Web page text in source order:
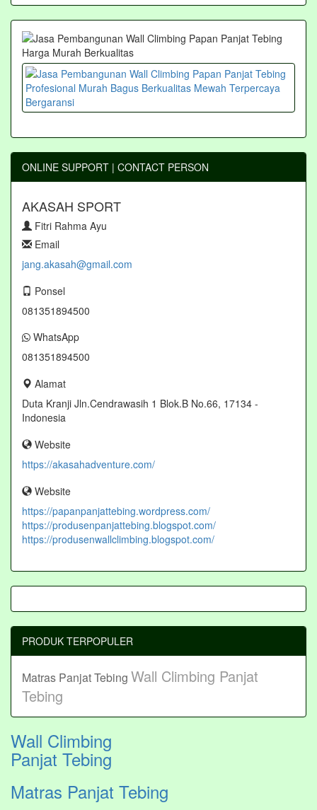
ONLINE SUPPORT | CONTACT PERSON
AKASAH SPORT
Fitri Rahma Ayu
Email
jang.akasah@gmail.com
Ponsel
081351894500
WhatsApp
081351894500
Alamat
Duta Kranji Jln.Cendrawasih 1 Blok.B No.66, 17134 -
Indonesia
Website
https://akasahadventure.com/
Website
https://papanpanjattebing.wordpress.com/
https://produsenpanjattebing.blogspot.com/
https://produsenwallclimbing.blogspot.com/
PRODUK TERPOPULER
Matras Panjat Tebing Wall Climbing Panjat
Tebing
Wall Climbing
Panjat Tebing
Matras Panjat Tebing